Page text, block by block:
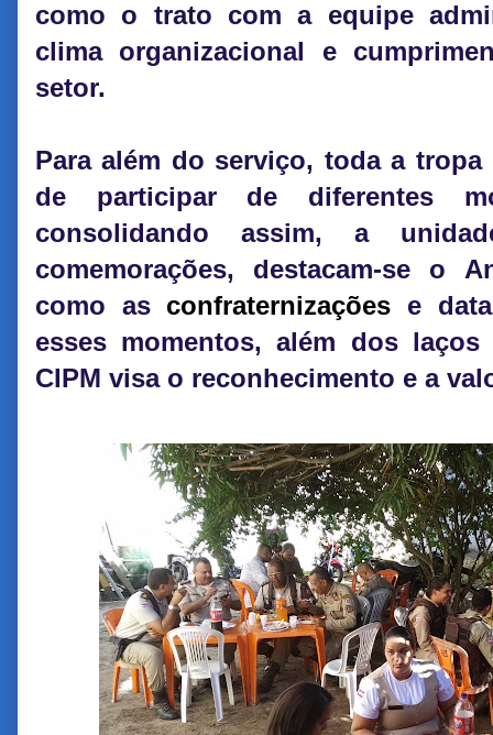
como o trato com a equipe
clima organizacional e
setor.
Para além do serviço, toda a tropa
de participar de diferentes
consolidando assim, a
comemorações, destacam-se o
como as confraternizações e
esses momentos, além dos
CIPM visa o reconhecimento e a